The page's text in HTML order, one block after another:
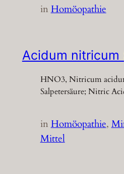
inHomöopathie
Acidum nitricum
HNO3, Nitricum
Salpetersäure; Nitric
inHomöopathie,
Mittel